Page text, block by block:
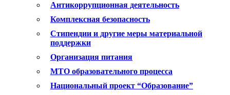
Антикоррупционная деятельность
Комплексная безопасность
Стипендии и другие меры материальной
поддержки
Организация питания
МТО образовательного процесса
Национальный проект “Образование”